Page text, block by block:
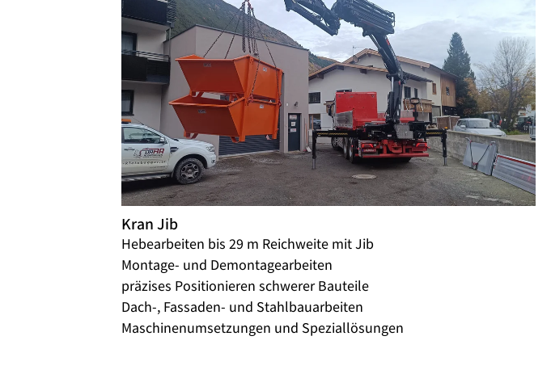
Kran Jib
Hebearbeiten bis 29 m Reichweite mit Jib
Montage- und Demontagearbeiten
präzises Positionieren schwerer Bauteile
Dach-, Fassaden- und Stahlbauarbeiten
Maschinenumsetzungen und Speziallösungen